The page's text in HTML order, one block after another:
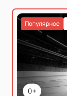
0+
Популярное